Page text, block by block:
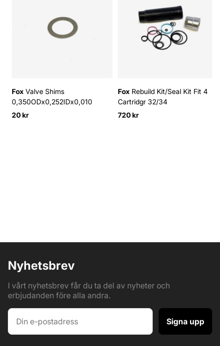
Fox Valve Shims
0,350ODx0,252IDx0,010
20 kr
Fox Rebuild Kit/Seal Kit Fit 4
Cartridgr 32/34
720 kr
Nyhetsbrev
I vårt nyhetsbrev får du ta del av nyheter och
erbjudanden före alla andra.
Signa upp